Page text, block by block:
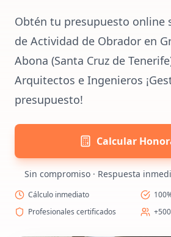
Obtén tu presupuesto online
de Actividad de Obrador en
Abona (Santa Cruz de
Arquitectos e Ingenieros
presupuesto!
Calcular
Sin compromiso · Respuesta
Cálculo inmediato
Profesionales certificados